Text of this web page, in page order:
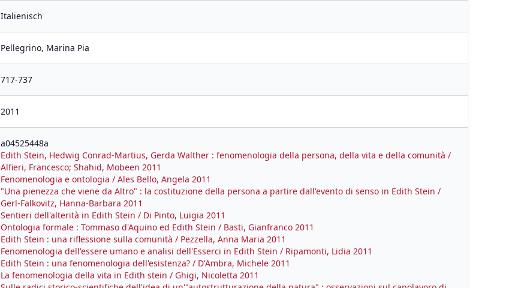
Italienisch
Pellegrino, Marina Pia
717-737
2011
a04525448a
Edith Stein, Hedwig Conrad-Martius, Gerda Walther : fenomenologia della persona, della vita e della comunità /
Alfieri, Francesco; Shahid, Mobeen 2011
Fenomenologia e ontologia / Ales Bello, Angela 2011
"Una pienezza che viene da Altro" : la costituzione della persona a partire dall'evento di senso in Edith Stein /
Gerl-Falkovitz, Hanna-Barbara 2011
Sentieri dell'alterità in Edith Stein / Di Pinto, Luigia 2011
Ontologia formale : Tommaso d'Aquino ed Edith Stein / Basti, Gianfranco 2011
Edith Stein : una riflessione sulla comunità / Pezzella, Anna Maria 2011
Fenomenologia dell'essere umano e analisi dell'Esserci in Edith Stein / Ripamonti, Lidia 2011
Edith Stein : una fenomenologia dell'esistenza? / D'Ambra, Michele 2011
La fenomenologia della vita in Edith stein / Ghigi, Nicoletta 2011